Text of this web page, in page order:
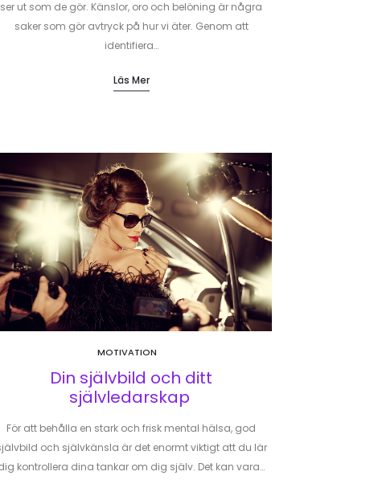
ser ut som de gör. Känslor, oro och belöning är några
saker som gör avtryck på hur vi äter. Genom att
identifiera…
Läs Mer
MOTIVATION
Din självbild och ditt
självledarskap
För att behålla en stark och frisk mental hälsa, god
och självkänsla är det enormt viktigt att du lär
kontrollera dina tankar om dig själv. Det kan vara…